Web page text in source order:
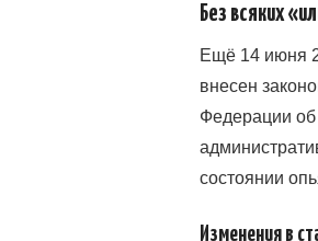
Без всяких
Ещё 14 июня
внесен
Федерации
состоянии
Изменения в